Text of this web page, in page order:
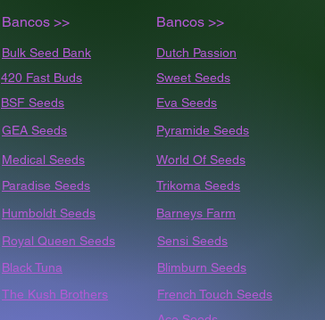
Bancos >> Bancos >>
Bulk Seed Bank
420 Fast Buds
BSF Seeds
GEA Seeds
Medical Seeds
Paradise Seeds
Humboldt Seeds
Royal Queen Seeds
Black Tuna
The Kush Brothers
Dutch Passion
Sweet Seeds
Eva Seeds
Pyramide Seeds
World Of Seeds
Trikoma Seeds
Barneys Farm
Sensi Seeds
Blimburn Seeds
French Touch Seeds